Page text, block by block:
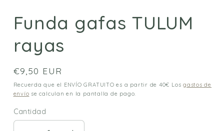
1
en
una
modal
Funda gafas TULUM
rayas
Precio
habitual
€9,50 EUR
Recuerda que el ENVÍO GRATUITO es a partir de 40€ Losgastos de
envío se calculan en la pantalla de pago.
Cantidad
Cantidad